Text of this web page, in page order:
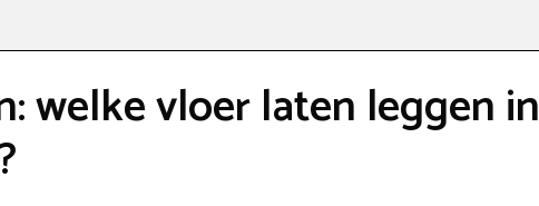
welke vloer laten leggen in